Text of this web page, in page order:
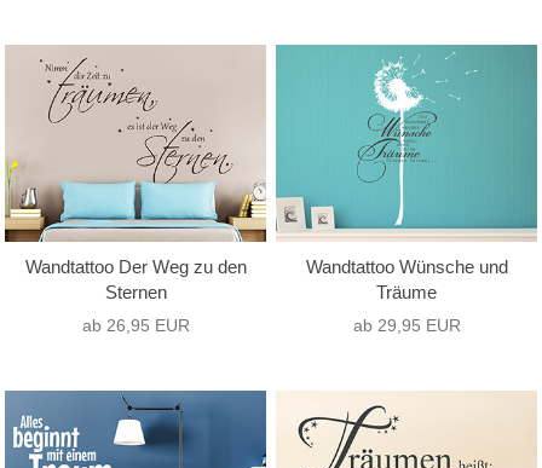
Wandtattoo Der Weg zu den
Sternen
ab 26,95 EUR
Wandtattoo Wünsche und
Träume
ab 29,95 EUR